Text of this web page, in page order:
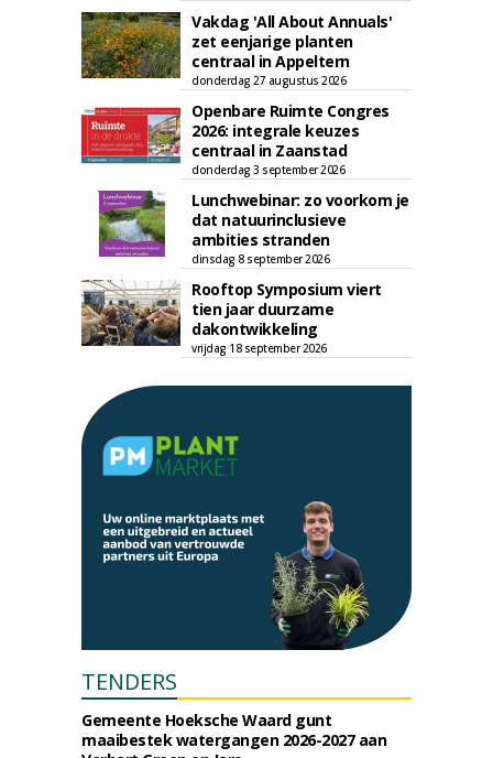
Vakdag 'All About Annuals'
zet eenjarige planten
centraal in Appeltern
donderdag 27 augustus 2026
Openbare Ruimte Congres
2026: integrale keuzes
centraal in Zaanstad
donderdag 3 september 2026
Lunchwebinar: zo voorkom je
dat natuurinclusieve
ambities stranden
dinsdag 8 september 2026
Rooftop Symposium viert
tien jaar duurzame
dakontwikkeling
vrijdag 18 september 2026
TENDERS
Gemeente Hoeksche Waard gunt
maaibestek watergangen 2026-2027 aan